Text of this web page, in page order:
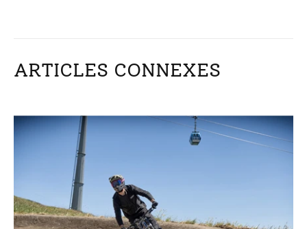
ARTICLES CONNEXES